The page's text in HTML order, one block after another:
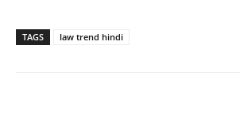
TAGS law trend hindi